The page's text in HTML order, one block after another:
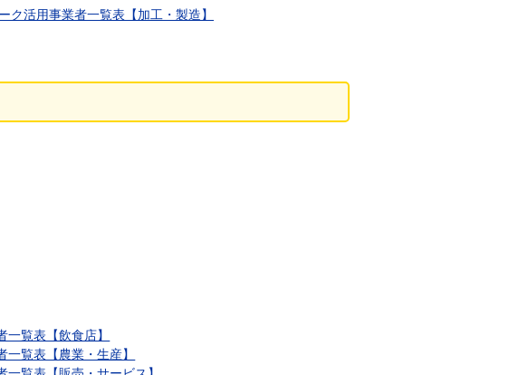
ク活用事業者一覧表【加工・製造】
覧表【飲食店】
覧表【農業・生産】